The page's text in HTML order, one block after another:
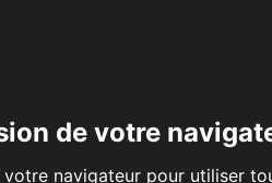
de votre
navigateur pour utiliser